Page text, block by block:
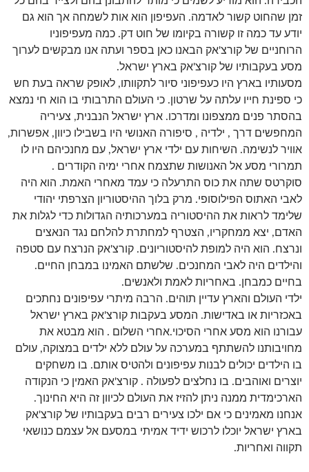
זמן שהחוט קשור לאדמה. העפיפון הוא אות לשמחה אך הוא גם
יודע עד כמה זו קשורה בקיומו של חוט דק. כמה מעפיפוניו
הרוחניים של קורצ'אק הבאנו כאן בספר ועתה אנו מבקשים לערוך
מסע בעקבותיו של קורצ'אק בארץ ישראל.
מסעותיו בארץ היו כעפיפוני סיור לתקוותו, לאופק שראה בעת חש
כי ספינת חייו עלתה על שרטון. כי העולם התרבותי בו הוא חי נמצא
בהסתר פנים ממצפונו ומדרכו. ארץ ישראל הנבנית, צעיריה
המחפשים דרך , ילדיה , סיפורה האנושי היו בשבילו כיוון, אפשרות,
אוויר לנשימה. השיחות עם ילדי ארץ ישראל, עם מחנכיהם היו לו
תמרורי מסע אל האנושות שתצמח אחרי ימיה הקודרים .
סוקרטס שתה את כוס התרעלה כי עמד מאחרי האמת. הוא היה
לאבי האתוס הפילוסופי. מרק בלוך ההיסטוריון הצרפתי יהודי
שלימד לראות את ההיסטוריה במערכותיה הגדולות כדי לגלות את
האדם, יצא ממחקריו, הצטרף למחתרת להלחם נגד הנאצים
ונרצח. הוא היה למופת להיסטוריונים. קורצ'אק הנרצח עם סטפה
והילדים היה לאבי המחנכים. שלשתם האמינו במבחן החיים.
בחיים כמבחן. באחריות לאמת ולאנשים.
ילדי העולם והארץ עדיין תוהים. הרבה מיתרי עפיפונים נחתכים
באכזריות או באדישות. המסע בעקבות קורצ'אק בארץ ישראל
עבורנו הוא מסע אחרי הסיכוי.אחרי השלום . הוא מבטא את
מחויבותנו להשתתף במערכה על עולם ללא ילדים במצוקה, עולם
בו הילדים יכולים לבנות עפיפונים ולהטיס אותם. בו משחקים
יוצרים ואוהבים. בו נחלצים לפעולה . קורצ'אק האמין כי הנקודה
הארכימדית ממנה ניתן להזיז את העולם לכיוון זה היא החינוך.
אנחנו מאמינים כי אם ילכו צעירים רבים בעקבותיו של קורצ'אק
בארץ ישראל יוכלו לרכוש ידיד אמיתי במסעם אל עצמם כנושאי
תקווה ואחריות.